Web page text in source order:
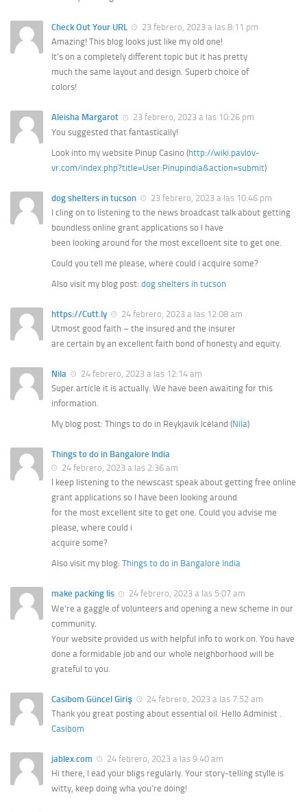
Check Out Your URL
23 febrero, 2023 a las 8:11 pm
Amazing! This blog looks just like my old one!
It’s on a completely different topic but it has pretty
much the same layout and design. Superb choice of
colors!
Aleisha Margarot
23 febrero, 2023 a las 10:26 pm
You suggested that fantastically!
Look into my website Pinup Casino (http://wiki.pavlov-
vr.com/index.php?title=User:Pinupindia&action=submit)
dog shelters in tucson
23 febrero, 2023 a las 10:46 pm
I cling on to listening to the news broadcast talk about getting
boundless online grant applications so I have
been looking around for the most excelloent site to get one.
Could you tell me please, where could i acquire some?
Also visit my blog post: dog shelters in tucson
https://Cutt.ly
24 febrero, 2023 a las 12:08 am
Utmost good faith – the insured and the insurer
are certain by an excellent faith bond of honesty and equity.
Nila
24 febrero, 2023 a las 12:14 am
Super article it is actually. We have been awaiting for this
information.
My blog post: Things to do in Reykjavik Iceland (Nila)
Things to do in Bangalore India
24 febrero, 2023 a las 2:36 am
I keep listening to the newscast speak about getting free online
grant applications so I have been looking around
for the most excellent site to get one. Could you advise me
please, where could i
acquire some?
Also visit my blog: Things to do in Bangalore India
make packing lis
24 febrero, 2023 a las 5:07 am
We’re a gaggle of volunteers and opening a new scheme in our
community.
Your website provided us with helpful info to work on. You have
done a formidable job and our whole neighborhood will be
grateful to you.
Casibom Güncel Giriş
24 febrero, 2023 a las 7:52 am
Thank you great posting about essential oil. Hello Administ .
Casibom
jablex.com
24 febrero, 2023 a las 9:40 am
Hi there, I ead your bligs regularly. Your story-telling stylle is
witty, keep doing wha you’re doing!